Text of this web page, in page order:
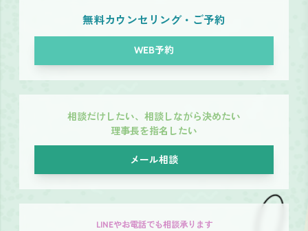
無料カウンセリング・ご予約
WEB予約
相談だけしたい、相談しながら決めたい
理事長を指名したい
メール相談
LINEやお電話でも相談承ります